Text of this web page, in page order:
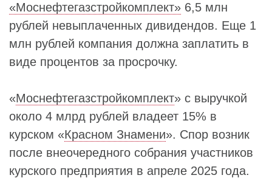
«Моснефтегазстройкомплект» 6,5 млн
рублей невыплаченных дивидендов. Еще 1
млн рублей компания должна заплатить в
виде процентов за просрочку.
«Моснефтегазстройкомплект» с выручкой
около 4 млрд рублей владеет 15% в
курском «Красном Знамени». Спор возник
после внеочередного собрания участников
курского предприятия в апреле 2025 года.